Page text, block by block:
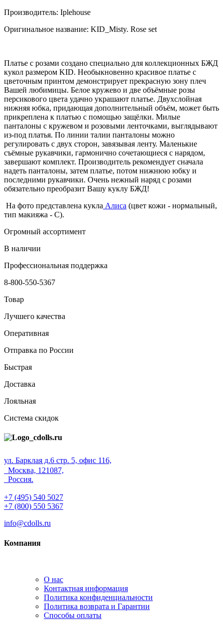
Производитель: Iplehouse
Оригинальное название: KID_Misty. Rose set
Платье с розами создано специально для коллекционных БЖД
кукол размером KID. Необыкновенно красивое платье с
цветочным принтом демонстрирует прекрасную зону плеч
Вашей любимицы. Белое кружево и две объёмные розы
персикового цвета удачно украшают платье. Двухслойная
нижняя юбка, придающая дополнительный объём, может быть
прикреплена к платью с помощью защёлки. Милые
панталоны с кружевом и розовыми ленточками, выглядывают
из-под платья. По линии талии панталоны можно
регулировать с двух сторон, завязывая ленту. Маленькие
съёмные рукавчики, гармонично сочетающиеся с нарядом,
завершают комплект. Производитель рекомендует сначала
надеть панталоны, затем платье, потом нижнюю юбку и
последними рукавчики. Очень нежный наряд с розами
обязательно преобразит Вашу куклу БЖД!
На фото представлена кукла Алиса (цвет кожи - нормальный,
тип макияжа - С).
Огромный ассортимент
В наличии
Профессиональная поддержка
8-800-550-5367
Товар
Лучшего качества
Оперативная
Отправка по России
Быстрая
Доставка
Лояльная
Система скидок
ул. Барклая д.6 стр. 5, офис 116,
Москва, 121087,
Россия.
+7 (495) 540 5027
+7 (800) 550 5367
info@cdolls.ru
Компания
О нас
Контактная информация
Политика конфиденциальности
Политика возврата и Гарантии
Способы оплаты